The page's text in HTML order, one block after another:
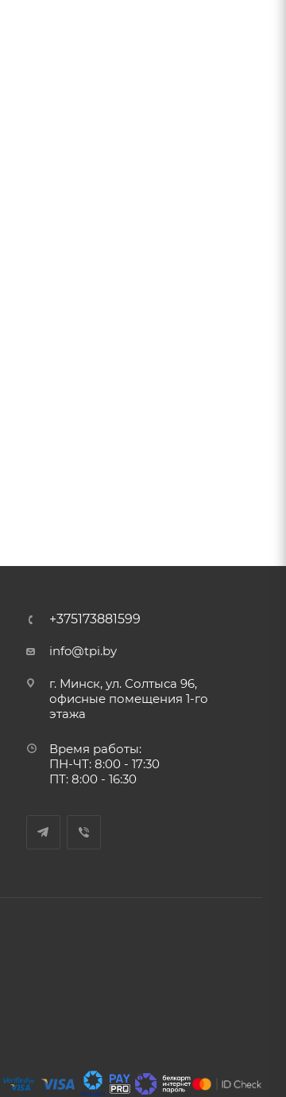
+375173881599
info@tpi.by
г. Минск, ул. Солтыса 96,
офисные помещения 1-го
этажа
Время работы:
ПН-ЧТ: 8:00 - 17:30
ПТ: 8:00 - 16:30